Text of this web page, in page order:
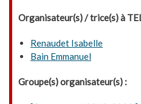
Organisateur(s) / trice(s) à
Renaudet Isabelle
Bain Emmanuel
Groupe(s) organisateur(s) :